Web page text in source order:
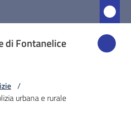
di Fontanelice
/
urbana e rurale